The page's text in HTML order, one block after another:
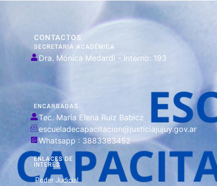
CONTACTOS
SECRETARIA ACADÉMICA
Dra. Mónica Medardi - Interno: 193
ENCARGADAS
Tec. María Elena Ruiz Babicz
escueladecapacitacion@justiciajujuy.gov.ar
Whatsapp : 3883383452
ENLACES DE
INTERÉS
Poder Judicial